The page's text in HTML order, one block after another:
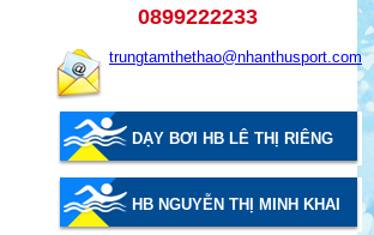
0899222233
trungtamthethao@nhanthusport.com
DẠY BƠI HB LÊ THỊ RIÊNG
HB NGUYỄN THỊ MINH KHAI